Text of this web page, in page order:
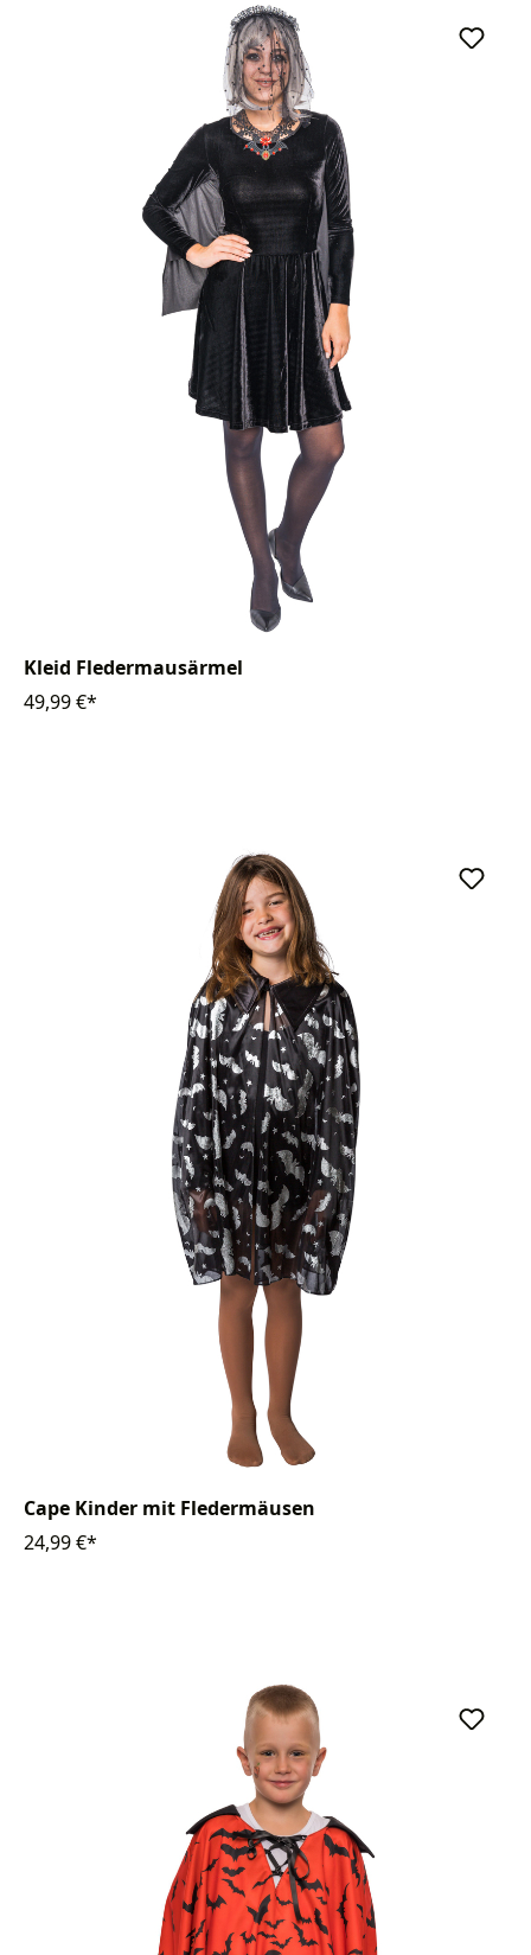
Kleid Fledermausärmel
49,99 €*
Cape Kinder mit Fledermäusen
24,99 €*